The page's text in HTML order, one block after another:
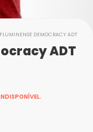
DEMOCRACY ADT
ADT